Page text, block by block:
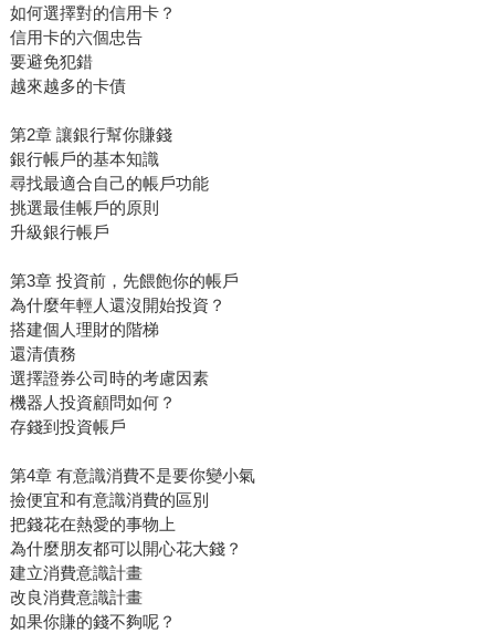
如何選擇對的信用卡？
信用卡的六個忠告
要避免犯錯
越來越多的卡債
第2章 讓銀行幫你賺錢
銀行帳戶的基本知識
尋找最適合自己的帳戶功能
挑選最佳帳戶的原則
升級銀行帳戶
第3章 投資前，先餵飽你的帳戶
為什麼年輕人還沒開始投資？
搭建個人理財的階梯
還清債務
選擇證券公司時的考慮因素
機器人投資顧問如何？
存錢到投資帳戶
第4章 有意識消費不是要你變小氣
撿便宜和有意識消費的區別
把錢花在熱愛的事物上
為什麼朋友都可以開心花大錢？
建立消費意識計畫
改良消費意識計畫
如果你賺的錢不夠呢？